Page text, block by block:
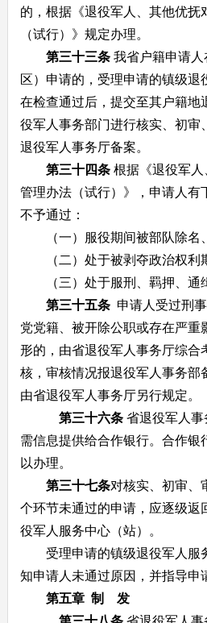
的，根据《退役军人、其他优抚
（试行）》规定办理。
第三十三条我省户籍申请人
区）申请的，受理申请的镇级退
在检查通过后，提交至其户籍地
役军人事务部门进行核实、初审
退役军人事务厅备案。
第三十四条根据《退役军
管理办法（试行）》，申请人有
不予通过：
（一）服役期间被部队除名
（二）处于被剥夺政治权利
（三）处于服刑、羁押、通缉
第三十五条 申请人受过刑
党党籍、被开除公职或存在严重
形的，由省退役军人事务厅综合
核，审核情况报退役军人事务部
由省退役军人事务厅另行规定。
第三十六条省退役军人
需信息提供给合作银行。合作银
以办理。
第三十七条对核实、初审、
个环节未通过的申请，应逐级返
役军人服务中心（站）。
受理申请的镇级退役军人服
知申请人未通过原因，并指导申
第五章 制 发